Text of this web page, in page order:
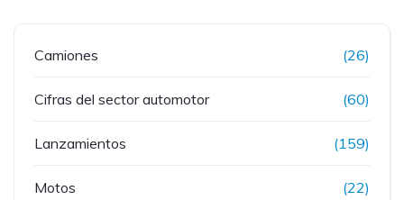
Camiones (26)
Cifras del sector automotor (60)
Lanzamientos (159)
Motos (22)